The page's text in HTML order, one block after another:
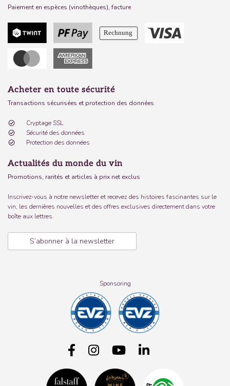
Paiement en espèces (vinothèques), facture
Acheter en toute sécurité
Transactions sécurisées et protection des données
Cryptage SSL
Sécurité des données
Protection des données
Actualités du monde du vin
Promotions, rarités et articles à prix net exclus
Inscrivez-vous à notre newsletter et recevez des histoires fascinantes sur le
vin, les dernières nouvelles et des offres exclusives directement dans votre
boîte aux lettres.
S’abonner à la newsletter
Sponsoring